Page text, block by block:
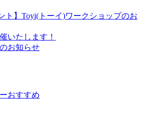
ト】Toyi(トーイ)ワークショップのお
いたします！
お知らせ
おすすめ